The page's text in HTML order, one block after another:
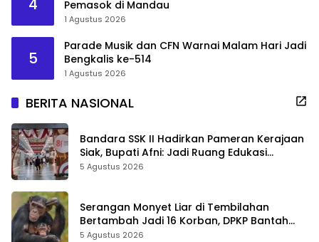
Pemasok di Mandau
1 Agustus 2026
5
Parade Musik dan CFN Warnai Malam Hari Jadi
Bengkalis ke-514
1 Agustus 2026
BERITA NASIONAL
Bandara SSK II Hadirkan Pameran Kerajaan
Siak, Bupati Afni: Jadi Ruang Edukasi
Sejarah Riau
5 Agustus 2026
Serangan Monyet Liar di Tembilahan
Bertambah Jadi 16 Korban, DPKP Bantah
Video Gerombolan Viral
5 Agustus 2026